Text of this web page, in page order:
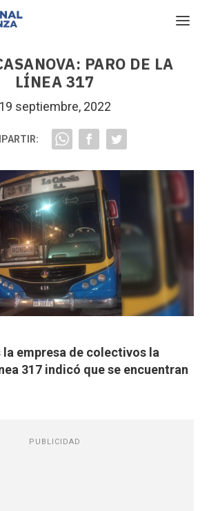
PARO DE LA
LÍNEA 317
19 septiembre, 2022
empresa de colectivos la
317 indicó que se encuentran
PUBLICIDAD